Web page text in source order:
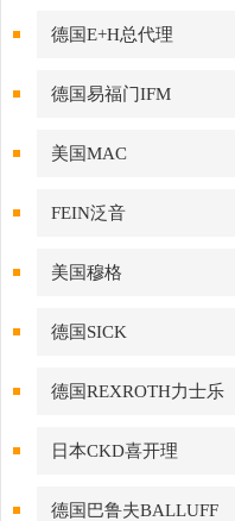
德国E+H总代理
德国易福门IFM
美国MAC
FEIN泛音
美国穆格
德国SICK
德国REXROTH力士乐
日本CKD喜开理
德国巴鲁夫BALLUFF